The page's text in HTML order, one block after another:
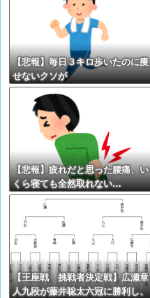
【悲報】毎日３キロ歩いたのに痩
せないクソが
【悲報】疲れだと思った腰痛、い
くら寝ても全然取れない…
【王座戦 挑戦者決定戦】広瀬章
人九段が藤井聡太六冠に勝利し、